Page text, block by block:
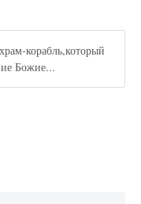
корабль,который
Божие...